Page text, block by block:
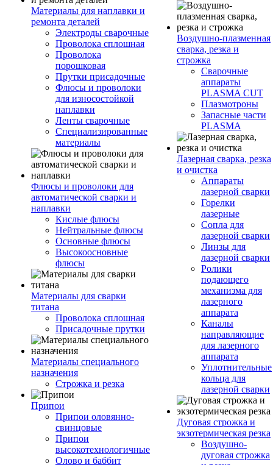
Материалы для наплавки и
ремонта деталей
Электроды сварочные
Проволока сплошная
Проволока
порошковая
Прутки присадочные
Флюсы и проволоки
для износостойкой
наплавки
Ленты сварочные
Специализированные
материалы
Флюсы и проволоки для
автоматической сварки и
наплавки
Кислые флюсы
Нейтральные флюсы
Основные флюсы
Высокоосновные
флюсы
Материалы для сварки
титана
Проволока сплошная
Присадочные прутки
Материалы специального
назначения
Строжка и резка
Припои
Припои оловянно-
свинцовые
Припои
высокотехнологичные
Олово и баббит
Воздушно-плазменная
сварка, резка и
строжка
Сварочные
аппараты
PLASMA CUT
Плазмотроны
Запасные части
PLASMA
Лазерная сварка, резка
и очистка
Аппараты
лазерной сварки
Горелки
лазерные
Сопла для
лазерной сварки
Линзы для
лазерной сварки
Ролики
подающего
механизма для
лазерного
аппарата
Каналы
направляющие
для лазерного
аппарата
Уплотнительные
кольца для
лазерной сварки
Дуговая строжка и
экзотермическая резка
Воздушно-
дуговая строжка